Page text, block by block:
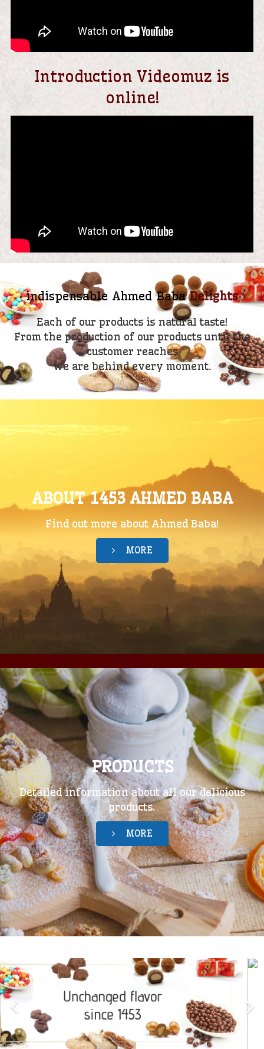
Introduction Videomuz is
online!
indispensable Ahmed BabaBulk Chocolates
Delights
Each of our products is natural taste!
From the production of our products until the
customer reaches
we are behind every moment.
ABOUT 1453 AHMED BABA
Find out more about Ahmed Baba!
MORE
PRODUCTS
Detailed information about all our delicious
products.
MORE